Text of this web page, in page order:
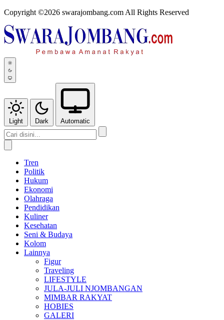
Copyright ©2026 swarajombang.com All Rights Reserved
Light Dark Automatic
Tren
Politik
Hukum
Ekonomi
Olahraga
Pendidikan
Kuliner
Kesehatan
Seni & Budaya
Kolom
Lainnya
Figur
Traveling
LIFESTYLE
JULA-JULI NJOMBANGAN
MIMBAR RAKYAT
HOBIES
GALERI